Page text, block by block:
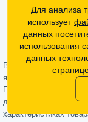
ПВЗ Пн-Пт с 10:00 до
г. Москва, ул.
подъезд 1,
Официальный
Вся информация на
является публичной
Гражданского
достоверную
характеристиках
Для анализа
использует
данных
использования
данных